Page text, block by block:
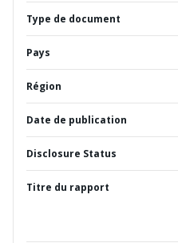
Type de document
Pays
Région
Date de publication
Disclosure Status
Titre du rapport